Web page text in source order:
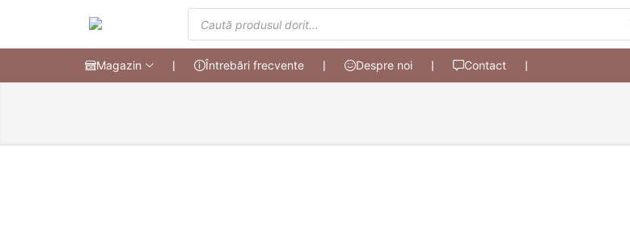
Magazin ❘ Întrebări frecvente ❘ Despre noi ❘ Contact ❘